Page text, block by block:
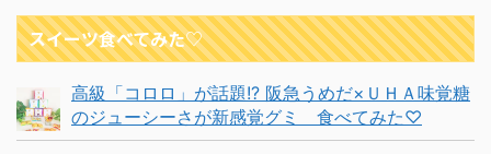
スイーツ食べてみた♡
高級「コロロ」が話題!? 阪急うめだ×ＵＨＡ味覚糖
のジューシーさが新感覚グミ 食べてみた♡